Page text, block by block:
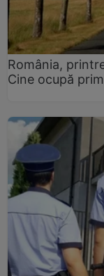
România,
Cine ocupă